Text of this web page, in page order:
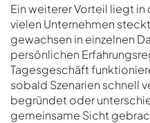
Ein weiterer Vorteil liegt
vielen Unternehmen
gewachsen in einzelnen
persönlichen
Tagesgeschäft
sobald Szenarien schnell
begründet oder
gemeinsame Sicht